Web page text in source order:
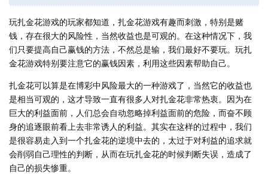
玩扎金花游戏的玩家都知道，扎金花游戏有趣而刺激，特别是赌
钱，存在很大的风险性，当然收益也是可观的。在这种情况下，我
们只要提高自己赢钱的方法，不然总是输，我们最好不要玩。玩扎
金花游戏特别要注意它的赢钱因素，利用这些因素帮助自己。
扎金花可以算是在博彩中风险最大的一种游戏了，当然它的收益也
是相当可观的，这才导致一直有很多人对扎金花非常热衷。因为在
巨大的利益面前，人们总会自动忽略掉利益面前的危险，而奋不顾
身的追逐眼前看上去非常诱人的利益。其实在这样的过程中，我们
是很容易走入到一个扎金花的逆境中去的，太过于对利益的追求就
会削弱自己理性的判断，从而在玩扎金花的时候判断失误，造成了
自己的损失惨重。